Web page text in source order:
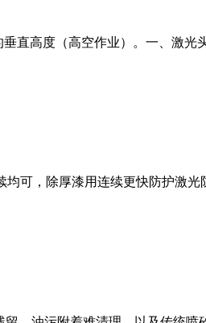
直高度（高空作业）。一、激
可，除厚漆用连续更快防护激